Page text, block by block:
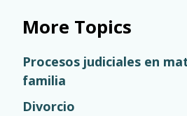
More Topics
Procesos judiciales en
familia
Divorcio